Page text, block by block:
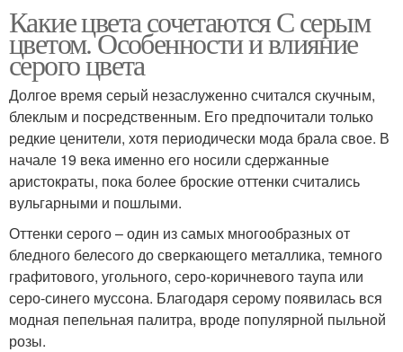
Какие цвета сочетаются С серым
цветом. Особенности и влияние
серого цвета
Долгое время серый незаслуженно считался скучным,
блеклым и посредственным. Его предпочитали только
редкие ценители, хотя периодически мода брала свое. В
начале 19 века именно его носили сдержанные
аристократы, пока более броские оттенки считались
вульгарными и пошлыми.
Оттенки серого – один из самых многообразных от
бледного белесого до сверкающего металлика, темного
графитового, угольного, серо-коричневого таупа или
серо-синего муссона. Благодаря серому появилась вся
модная пепельная палитра, вроде популярной пыльной
розы.